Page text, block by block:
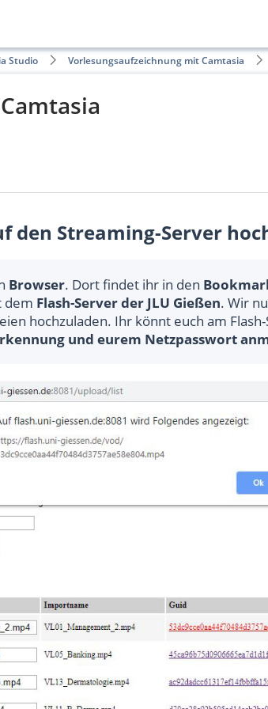
Studio Vorlesungsaufzeichnung mit Camtasia
den Streaming-Server
Browser. Dort findet ihr in den
dem Flash-Server der JLU Gießen. Wir
hochzuladen. Ihr könnt euch am
und eurem Netzpasswort